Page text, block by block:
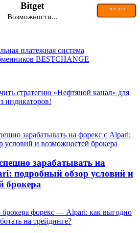
Bitget ПЕРЕЙТИ
Возможности...
зарабатывать на
подробный обзор условий и
брокера